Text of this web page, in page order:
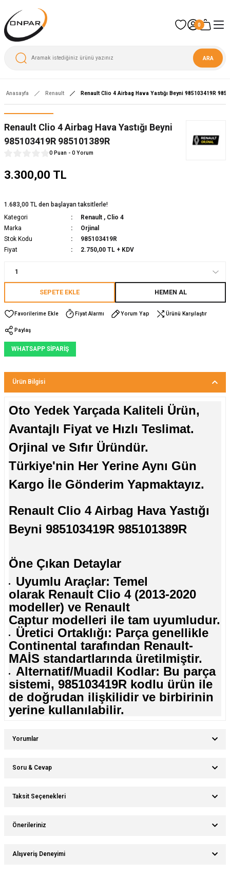
0
ARA
Anasayfa Renault Renault Clio 4 Airbag Hava Yastığı Beyni 985103419R
Renault Clio 4 Airbag Hava Yastığı Beyni
985103419R 985101389R
0 Puan - 0 Yorum
3.300,00 TL
1.683,00 TL den başlayan taksitlerle!
Kategori
Renault , Clio 4
Marka
Orjinal
Stok Kodu
985103419R
Fiyat
2.750,00 TL + KDV
SEPETE EKLE HEMEN AL
Fiyat Alarmı Yorum Yap Ürünü Karşılaştır
Paylaş
WHATSAPP SİPARİŞ
Ürün Bilgisi
Oto Yedek Yarçada Kaliteli Ürün,
Avantajlı Fiyat ve Hızlı Teslimat.
Orjinal ve Sıfır Üründür.
Türkiye'nin Her Yerine Aynı Gün
Kargo İle Gönderim Yapmaktayız.
Renault Clio 4 Airbag Hava Yastığı
Beyni 985103419R 985101389R
Öne Çıkan Detaylar
Uyumlu Araçlar: Temel
olarak Renault Clio 4 (2013-2020
modeller) ve Renault
Captur modelleri ile tam uyumludur.
Üretici Ortaklığı: Parça genellikle
Continental tarafından Renault-
MAİS standartlarında üretilmiştir.
Alternatif/Muadil Kodlar: Bu parça
sistemi, 985103419R kodlu ürün ile
de doğrudan ilişkilidir ve birbirinin
yerine kullanılabilir.
Yorumlar
Soru & Cevap
Taksit Seçenekleri
Önerileriniz
Bu ürünün fiyat bilgisi, resim, ürün açıklamalarında ve diğer konularda
yetersiz gördüğünüz noktaları öneri formunu kullanarak tarafımıza
Alışveriş Deneyimi